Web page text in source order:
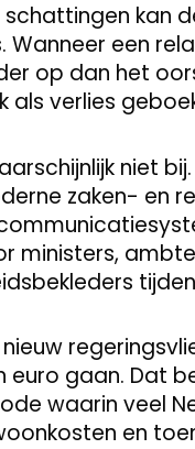
schattingen kan
Wanneer een
op dan het
als verlies
niet
zaken- en
ministers,
nieuw
euro gaan. Dat
waarin veel
en